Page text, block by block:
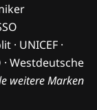
UNICEF ·
· Westdeutsche
weitere Marken